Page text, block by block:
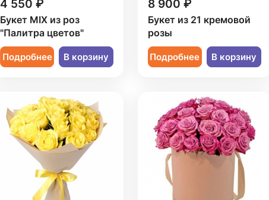
4 550 ₽
Букет MIX из роз
"Палитра цветов"
Подробнее В корзину
8 900 ₽
Букет из 21 кремовой
розы
Подробнее В корзину